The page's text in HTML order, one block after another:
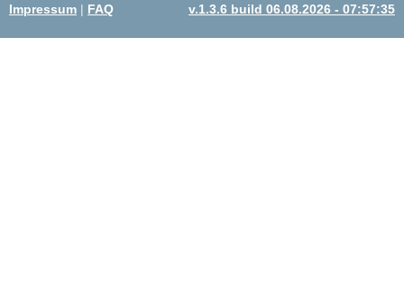
Impressum | FAQ v.1.3.6 build 06.08.2026 - 07:57:35